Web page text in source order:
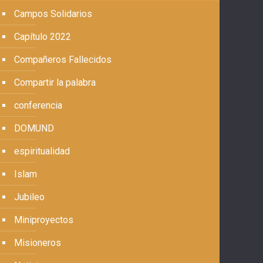
Campos Solidarios
Capítulo 2022
Compañeros Fallecidos
Compartir la palabra
conferencia
DOMUND
espiritualidad
Islam
Jubileo
Miniproyectos
Misioneros